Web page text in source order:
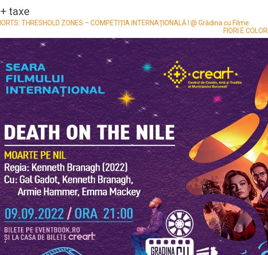
taxe
THRESHOLD ZONES – COMPETIȚIA INTERNAȚIONALĂ I @ Grădina cu Filme
FIORI E